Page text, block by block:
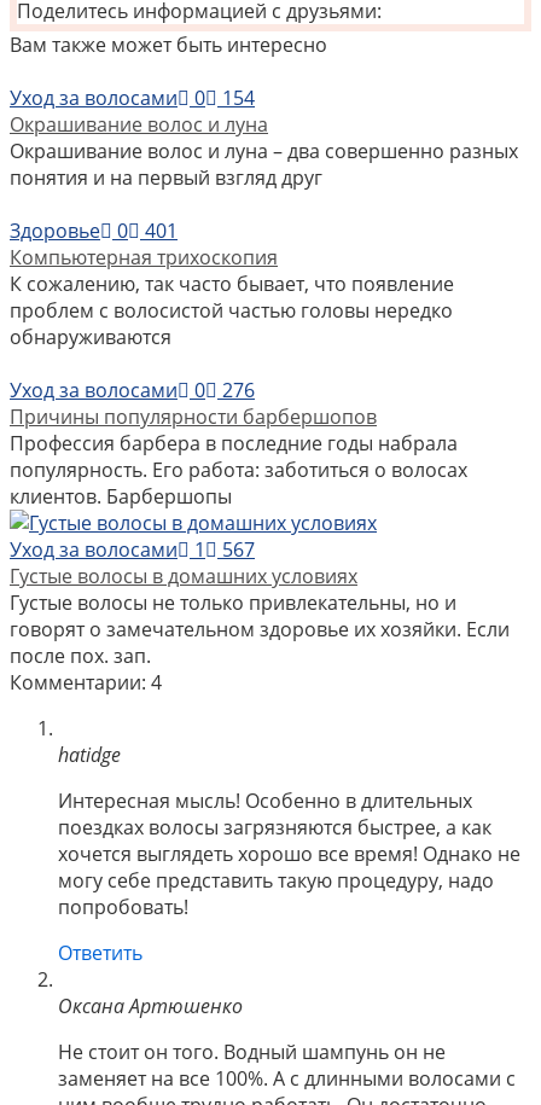
Поделитесь информацией с друзьями:
Вам также может быть интересно
Уход за волосами
0
154
Окрашивание волос и луна
Окрашивание волос и луна – два совершенно разных
понятия и на первый взгляд друг
Здоровье
0
401
Компьютерная трихоскопия
К сожалению, так часто бывает, что появление
проблем с волосистой частью головы нередко
обнаруживаются
Уход за волосами
0
276
Причины популярности барбершопов
Профессия барбера в последние годы набрала
популярность. Его работа: заботиться о волосах
клиентов. Барбершопы
Уход за волосами
1
567
Густые волосы в домашних условиях
Густые волосы не только привлекательны, но и
говорят о замечательном здоровье их хозяйки. Если
после пох. зап.
Комментарии: 4
hatidge
Интересная мысль! Особенно в длительных
поездках волосы загрязняются быстрее, а как
хочется выглядеть хорошо все время! Однако не
могу себе представить такую процедуру, надо
попробовать!
Ответить
Оксана Артюшенко
Не стоит он того. Водный шампунь он не
заменяет на все 100%. А с длинными волосами с